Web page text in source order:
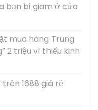
bạn bị giam ở cửa
mua hàng Trung
2 triệu vì thiếu kinh
1688 giá rẻ